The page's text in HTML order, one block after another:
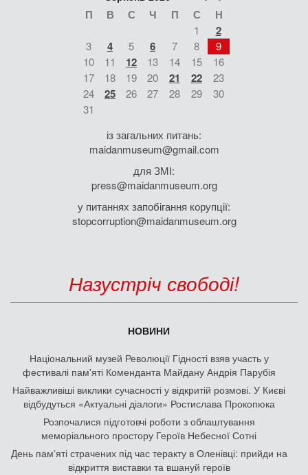
П В С Ч П С Н
1 2
3 4 5 6 7 8
9
10
11 12 13 14 15
16
17
18 19 20 21 22
23
24
25 26 27 28 29
30
31
із загальних питань:
maidanmuseum@gmail.com
для ЗМІ:
press@maidanmuseum.org
у питаннях запобігання корупції:
stopcorruption@maidanmuseum.org
Назустріч свободі!
НОВИНИ
Національний музей Революції Гідності взяв участь у
фестивалі пам'яті Коменданта Майдану Андрія Парубія
Найважливіші виклики сучасності у відкритій розмові. У Києві
відбудуться «Актуальні діалоги» Ростислава Прокопюка
Розпочалися підготовчі роботи з облаштування
меморіального простору Героїв Небесної Сотні
День памʼяті страчених під час теракту в Оленівці: прийди на
відкриття виставки та вшануй героїв